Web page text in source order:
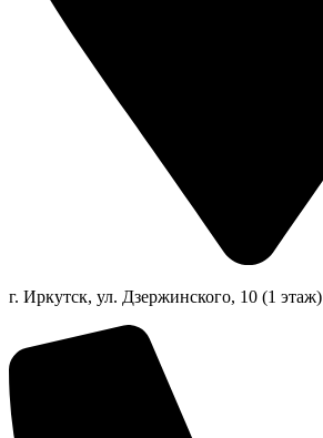
г. Иркутск, ул. Дзержинского, 10 (1 этаж)